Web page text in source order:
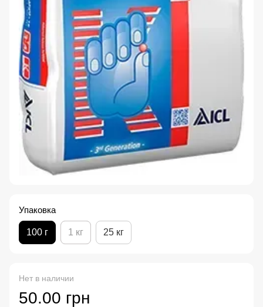
Упаковка
100 г 1 кг 25 кг
Нет в наличии
50.00 грн